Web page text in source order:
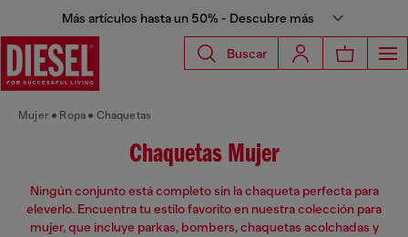
Más artículos hasta un 50% - Descubre más
Buscar
Mujer Ropa Chaquetas
Chaquetas Mujer
Ningún conjunto está completo sin la chaqueta perfecta para
eleverlo. Encuentra tu estilo favorito en nuestra colección para
mujer, que incluye parkas, bombers, chaquetas acolchadas y